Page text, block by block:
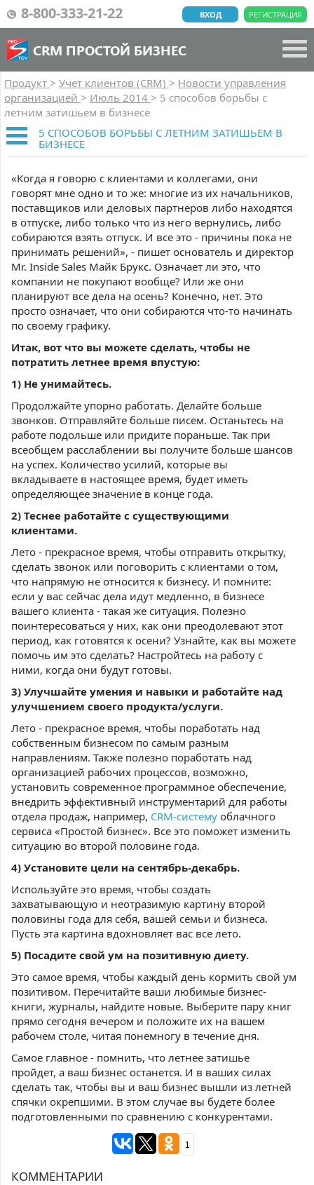
8-800-333-21-22 РЕГИСТРАЦИЯ
ВХОД
CRM ПРОСТОЙ БИЗНЕС
Продукт > Учет клиентов (CRM) > Новости управления
организацией > Июль 2014 > 5 способов борьбы с
летним затишьем в бизнесе
5 СПОСОБОВ БОРЬБЫ С ЛЕТНИМ ЗАТИШЬЕМ В
БИЗНЕСЕ
«Когда я говорю с клиентами и коллегами, они
говорят мне одно и то же: многие из их начальников,
поставщиков или деловых партнеров либо находятся
в отпуске, либо только что из него вернулись, либо
собираются взять отпуск. И все это - причины пока не
принимать решений», - пишет основатель и директор
Mr. Inside Sales Майк Брукс. Означает ли это, что
компании не покупают вообще? Или же они
планируют все дела на осень? Конечно, нет. Это
просто означает, что они собираются что-то начинать
по своему графику.
Итак, вот что вы можете сделать, чтобы не
потратить летнее время впустую:
1) Не унимайтесь.
Продолжайте упорно работать. Делайте больше
звонков. Отправляйте больше писем. Останьтесь на
работе подольше или придите пораньше. Так при
всеобщем расслаблении вы получите больше шансов
на успех. Количество усилий, которые вы
вкладываете в настоящее время, будет иметь
определяющее значение в конце года.
2) Теснее работайте с существующими
клиентами.
Лето - прекрасное время, чтобы отправить открытку,
сделать звонок или поговорить с клиентами о том,
что напрямую не относится к бизнесу. И помните:
если у вас сейчас дела идут медленно, в бизнесе
вашего клиента - такая же ситуация. Полезно
поинтересоваться у них, как они преодолевают этот
период, как готовятся к осени? Узнайте, как вы можете
помочь им это сделать? Настройтесь на работу с
ними, когда они будут готовы.
3) Улучшайте умения и навыки и работайте над
улучшением своего продукта/услуги.
Лето - прекрасное время, чтобы поработать над
собственным бизнесом по самым разным
направлениям. Также полезно поработать над
организацией рабочих процессов, возможно,
установить современное программное обеспечение,
внедрить эффективный инструментарий для работы
отдела продаж, например, CRM-систему облачного
сервиса «Простой бизнес». Все это поможет изменить
ситуацию во второй половине года.
4) Установите цели на сентябрь-декабрь.
Используйте это время, чтобы создать
захватывающую и неотразимую картину второй
половины года для себя, вашей семьи и бизнеса.
Пусть эта картина вдохновляет вас все лето.
5) Посадите свой ум на позитивную диету.
Это самое время, чтобы каждый день кормить свой ум
позитивом. Перечитайте ваши любимые бизнес-
книги, журналы, найдите новые. Выберите пару книг
прямо сегодня вечером и положите их на вашем
рабочем столе, читая понемногу в течение дня.
Самое главное - помнить, что летнее затишье
пройдет, а ваш бизнес останется. И в ваших силах
сделать так, чтобы вы и ваш бизнес вышли из летней
спячки окрепшими. В этом случае вы будете более
подготовленными по сравнению с конкурентами.
1
КОММЕНТАРИИ